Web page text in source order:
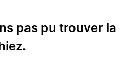
pas pu trouver la